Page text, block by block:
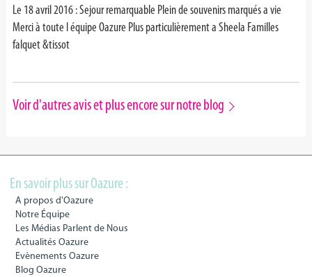
Le 18 avril 2016 : Sejour remarquable Plein de souvenirs marqués a vie
Merci à toute l équipe Oazure Plus particulièrement a Sheela Familles
falquet &tissot
Voir d'autres avis et plus encore sur notre blog
En savoir plus sur Oazure :
A propos d'Oazure
Notre Équipe
Les Médias Parlent de Nous
Actualités Oazure
Evènements Oazure
Blog Oazure